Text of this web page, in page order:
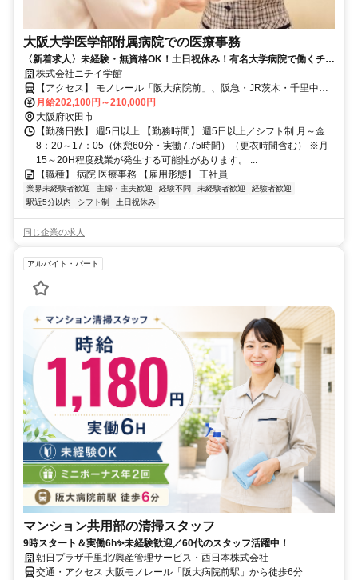
大阪大学医学部附属病院での医療事務
〈新着求人〉未経験・無資格OK！土日祝休み！有名大学病院で働くチャ
ンス！部署は多数あり！先輩社員が丁寧にサポートしますので安心して
勤務可能です！給与が上がりました！はじめるなら今がチャンスです！
株式会社ニチイ学館
【アクセス】 モノレール「阪大病院前」、阪急・JR茨木・千里中央
よりバス「阪大医学部病院前」 ■住 所 大阪府 吹田市 山田丘2番15号
■アクセス モノレール「阪大病院前」、阪急・JR茨木・千里中央より
バス「阪大医学部病院前」
月給202,100円～210,000円
大阪府吹田市
【勤務日数】 週5日以上 【勤務時間】 週5日以上／シフト制 月～金
8：20～17：05（休憩60分・実働7.75時間）（更衣時間含む） ※月
15～20H程度残業が発生する可能性があります。 ...
【職種】 病院 医療事務 【雇用形態】 正社員
業界未経験者歓迎 主婦・主夫歓迎 経験不問 未経験者歓迎
経験者歓迎
駅近5分以内
シフト制 土日祝休み
同じ企業の求人
アルバイト・パート
マンション共用部の清掃スタッフ
9時スタート＆実働6h✨未経験歓迎／60代のスタッフ活躍中！
朝日プラザ千里北/興産管理サービス・西日本株式会社
交通・アクセス 大阪モノレール「阪大病院前駅」から徒歩6分